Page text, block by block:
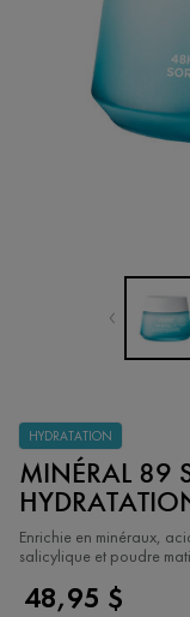
HYDRATATION
MINÉRAL 89
Enrichie en minéraux,
salicylique et poudre
48,95 $